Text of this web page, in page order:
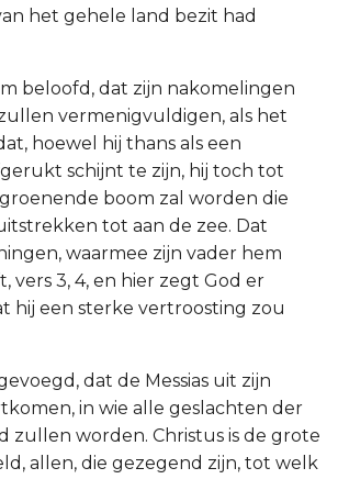
het gehele land bezit had
beloofd, dat zijn nakomelingen
vermenigvuldigen, als het
hoewel hij thans als een
schijnt te zijn, hij toch tot
boom zal worden die
tot aan de zee. Dat
waarmee zijn vader hem
vers 3, 4, en hier zegt God er
hij een sterke vertroosting zou
dat de Messias uit zijn
in wie alle geslachten der
zullen worden. Christus is de grote
allen, die gezegend zijn, tot welk